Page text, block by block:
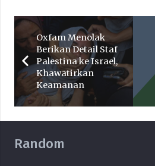
Oxfam Menolak
Berikan Detail Staf
Palestina ke Israel,
Khawatirkan
Keamanan
Random